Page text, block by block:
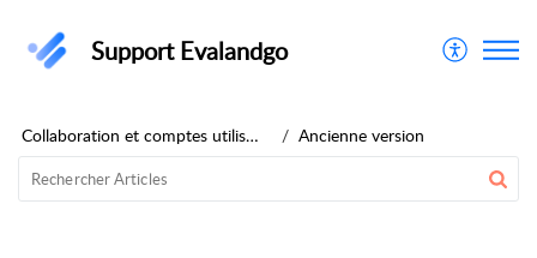
Support Evalandgo
Collaboration et comptes utilisateurs Ancienne version